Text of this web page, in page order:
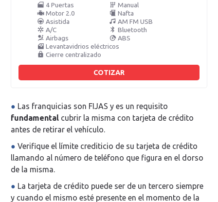
4 Puertas
Manual
Motor 2.0
Nafta
Asistida
AM FM USB
A/C
Bluetooth
Airbags
ABS
Levantavidrios eléctricos
Cierre centralizado
COTIZAR
Las franquicias son FIJAS y es un requisito
fundamental cubrir la misma con tarjeta de crédito
antes de retirar el vehículo.
Verifique el límite crediticio de su tarjeta de crédito
llamando al número de teléfono que figura en el dorso
de la misma.
La tarjeta de crédito puede ser de un tercero siempre
y cuando el mismo esté presente en el momento de la